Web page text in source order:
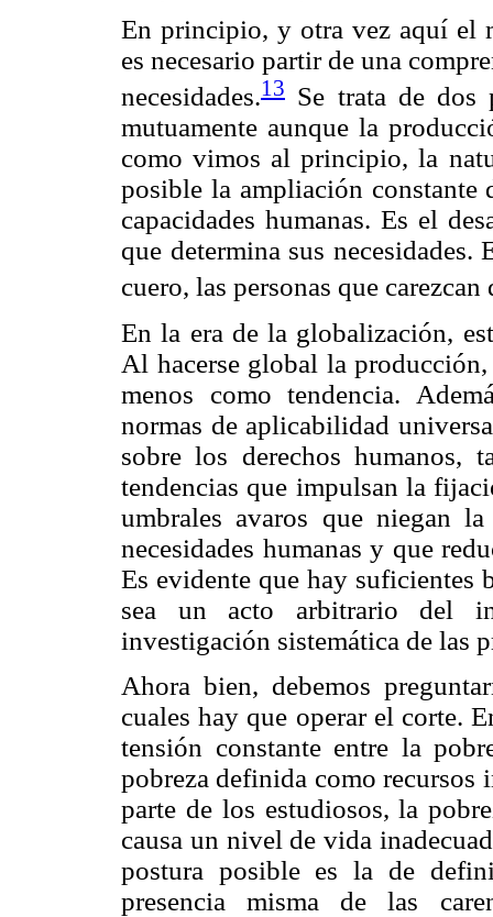
En principio, y otra vez aquí el
es necesario partir de una
necesidades.13 Se trata de dos
mutuamente aunque la
como vimos al principio, la
posible la ampliación constante
capacidades humanas. Es el
que determina sus necesidades.
cuero, las personas que
En la era de la globalización,
Al hacerse global la
menos como tendencia.
normas de aplicabilidad
sobre los derechos humanos,
tendencias que impulsan la
umbrales avaros que niegan
necesidades humanas y que
Es evidente que hay suficientes
sea un acto arbitrario del
investigación sistemática de las
Ahora bien, debemos
cuales hay que operar el corte.
tensión constante entre la
pobreza definida como recursos
parte de los estudiosos, la
causa un nivel de vida
postura posible es la de
presencia misma de las